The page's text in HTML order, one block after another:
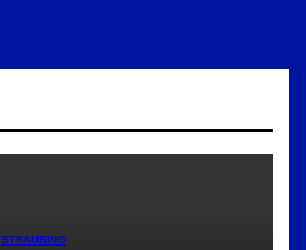
STRAUBING